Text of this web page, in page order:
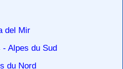
del Mir
- Alpes du Sud
du Nord